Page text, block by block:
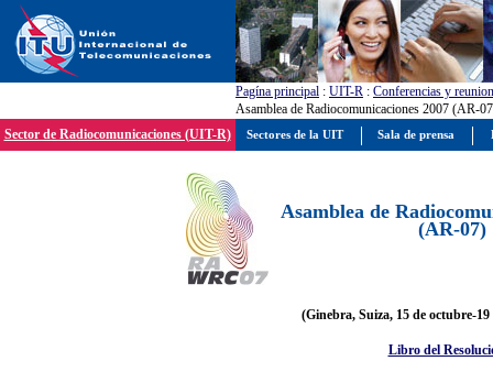
Pagína principal : UIT-R : Conferencias y
Asamblea de Radiocomunicaciones 2007 (AR-
Sector de Radiocomunicaciones (UIT-R)
Asamblea de
(AR-07)
(Ginebra, Suiza, 15 de octubre-19
Libro del
Sectores de la UIT Sala de prensa